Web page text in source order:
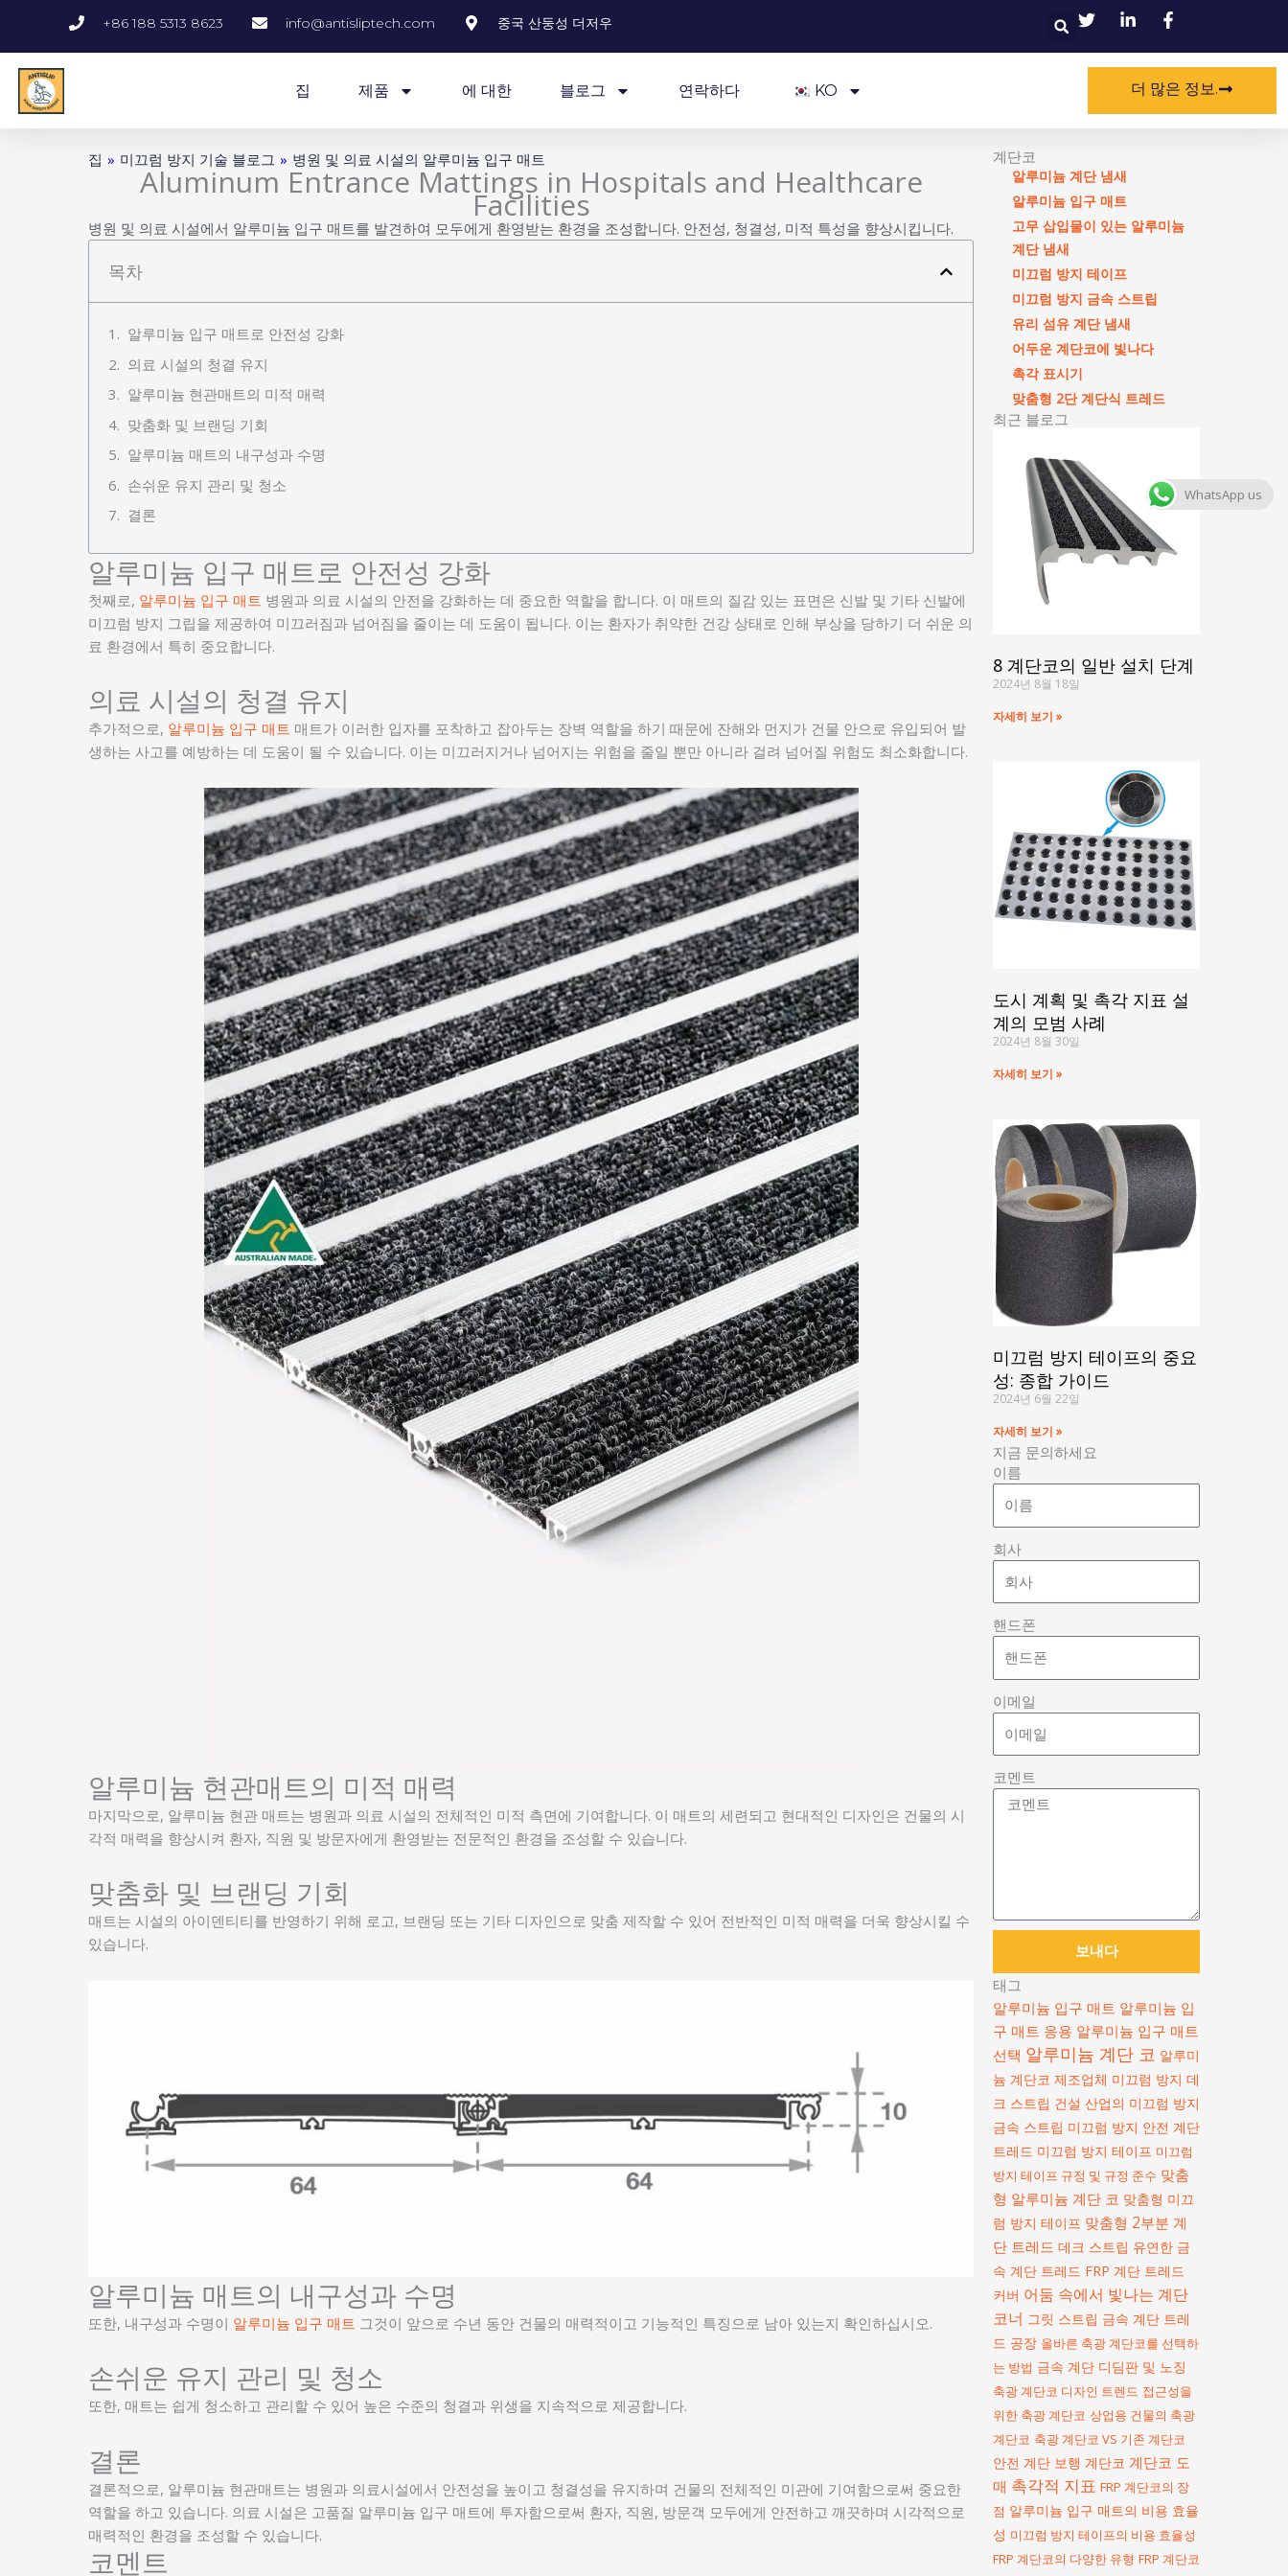
츠
+86 188 5313 8623 info@antisliptech.com 중국 산둥성 더저우 찾
다
집 제품 에 대한 블로그 연락하다 KO 더 많은 정보.
집 » 미끄럼 방지 기술 블로그 » 병원 및 의료 시설의 알루미늄 입구 매트
Aluminum Entrance Mattings in Hospitals and Healthcare
Facilities
병원 및 의료 시설에서 알루미늄 입구 매트를 발견하여 모두에게 환영받는 환경을 조성합니다. 안전성, 청결성, 미적 특성을 향상시킵니다.
목차
알루미늄 입구 매트로 안전성 강화
의료 시설의 청결 유지
알루미늄 현관매트의 미적 매력
맞춤화 및 브랜딩 기회
알루미늄 매트의 내구성과 수명
손쉬운 유지 관리 및 청소
결론
알루미늄 입구 매트로 안전성 강화
첫째로, 알루미늄 입구 매트 병원과 의료 시설의 안전을 강화하는 데 중요한 역할을 합니다. 이 매트의 질감 있는 표면은 신발 및 기타 신발에
미끄럼 방지 그립을 제공하여 미끄러짐과 넘어짐을 줄이는 데 도움이 됩니다. 이는 환자가 취약한 건강 상태로 인해 부상을 당하기 더 쉬운 의
료 환경에서 특히 중요합니다.
의료 시설의 청결 유지
추가적으로, 알루미늄 입구 매트 매트가 이러한 입자를 포착하고 잡아두는 장벽 역할을 하기 때문에 잔해와 먼지가 건물 안으로 유입되어 발
생하는 사고를 예방하는 데 도움이 될 수 있습니다. 이는 미끄러지거나 넘어지는 위험을 줄일 뿐만 아니라 걸려 넘어질 위험도 최소화합니다.
알루미늄 현관매트의 미적 매력
마지막으로, 알루미늄 현관 매트는 병원과 의료 시설의 전체적인 미적 측면에 기여합니다. 이 매트의 세련되고 현대적인 디자인은 건물의 시
각적 매력을 향상시켜 환자, 직원 및 방문자에게 환영받는 전문적인 환경을 조성할 수 있습니다.
맞춤화 및 브랜딩 기회
매트는 시설의 아이덴티티를 반영하기 위해 로고, 브랜딩 또는 기타 디자인으로 맞춤 제작할 수 있어 전반적인 미적 매력을 더욱 향상시킬 수
있습니다.
알루미늄 매트의 내구성과 수명
또한, 내구성과 수명이 알루미늄 입구 매트 그것이 앞으로 수년 동안 건물의 매력적이고 기능적인 특징으로 남아 있는지 확인하십시오.
손쉬운 유지 관리 및 청소
또한, 매트는 쉽게 청소하고 관리할 수 있어 높은 수준의 청결과 위생을 지속적으로 제공합니다.
결론
결론적으로, 알루미늄 현관매트는 병원과 의료시설에서 안전성을 높이고 청결성을 유지하며 건물의 전체적인 미관에 기여함으로써 중요한
역할을 하고 있습니다. 의료 시설은 고품질 알루미늄 입구 매트에 투자함으로써 환자, 직원, 방문객 모두에게 안전하고 깨끗하며 시각적으로
매력적인 환경을 조성할 수 있습니다.
코멘트
계단코
알루미늄 계단 냄새
알루미늄 입구 매트
고무 삽입물이 있는 알루미늄
계단 냄새
미끄럼 방지 테이프
미끄럼 방지 금속 스트립
유리 섬유 계단 냄새
어두운 계단코에 빛나다
촉각 표시기
맞춤형 2단 계단식 트레드
최근 블로그
8 계단코의 일반 설치 단계
2024년 8월 18일
자세히 보기 »
도시 계획 및 촉각 지표 설
계의 모범 사례
2024년 8월 30일
자세히 보기 »
미끄럼 방지 테이프의 중요
성: 종합 가이드
2024년 6월 22일
자세히 보기 »
지금 문의하세요
이름
회사
핸드폰
이메일
코멘트
보내다
태그
알루미늄 입구 매트 알루미늄 입
구 매트 응용 알루미늄 입구 매트
선택 알루미늄 계단 코 알루미
늄 계단코 제조업체 미끄럼 방지 데
크 스트립 건설 산업의 미끄럼 방지
금속 스트립 미끄럼 방지 안전 계단
트레드 미끄럼 방지 테이프 미끄럼
방지 테이프 규정 및 규정 준수 맞춤
형 알루미늄 계단 코 맞춤형 미끄
럼 방지 테이프 맞춤형 2부분 계
단 트레드 데크 스트립 유연한 금
속 계단 트레드 FRP 계단 트레드
커버 어둠 속에서 빛나는 계단
코너 그릿 스트립 금속 계단 트레
드 공장 올바른 축광 계단코를 선택하
는 방법 금속 계단 디딤판 및 노징
축광 계단코 디자인 트렌드 접근성을
위한 축광 계단코 상업용 건물의 축광
계단코 축광 계단코 VS 기존 계단코
안전 계단 보행 계단코 계단코 도
매 촉각적 지표 FRP 계단코의 장
점 알루미늄 입구 매트의 비용 효율
성 미끄럼 방지 테이프의 비용 효율성
FRP 계단코의 다양한 유형 FRP 계단코
WhatsApp us